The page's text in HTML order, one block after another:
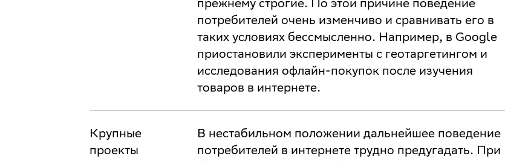
потребителей очень изменчиво и сравнивать его в
таких условиях бессмысленно. Например, в Google
приостановили эксперименты с геотаргетингом и
исследования офлайн-покупок после изучения
товаров в интернете.
Крупные
проекты
В нестабильном положении дальнейшее поведение
потребителей в интернете трудно предугадать. При